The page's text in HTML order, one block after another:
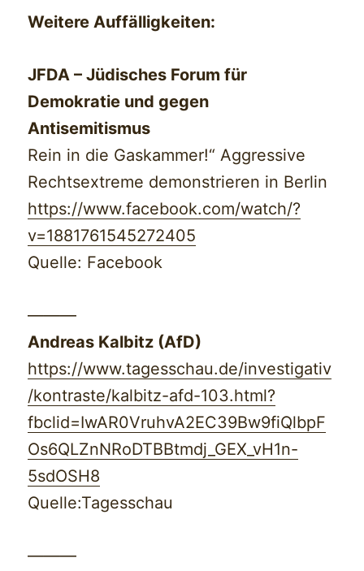
Weitere Auffälligkeiten:
JFDA – Jüdisches Forum für
Demokratie und gegen
Antisemitismus
Rein in die Gaskammer!“ Aggressive
Rechtsextreme demonstrieren in Berlin
https://www.facebook.com/watch/?
v=1881761545272405
Quelle: Facebook
———
Andreas Kalbitz (AfD)
https://www.tagesschau.de/investigativ
/kontraste/kalbitz-afd-103.html?
fbclid=IwAR0VruhvA2EC39Bw9fiQlbpF
Os6QLZnNRoDTBBtmdj_GEX_vH1n-
5sdOSH8
Quelle:Tagesschau
———